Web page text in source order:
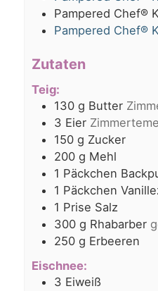
Pampered Chef®
Pampered Chef®
Zutaten
Teig:
130 g Butter
3 Eier
150 g Zucker
200 g Mehl
1 Päckchen
1 Päckchen
1 Prise Salz
300 g Rhabarber
250 g Erbeeren
Eischnee:
3 Eiweiß